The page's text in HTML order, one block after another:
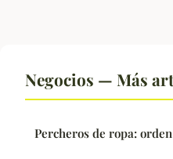
Negocios — Más
Percheros de ropa: